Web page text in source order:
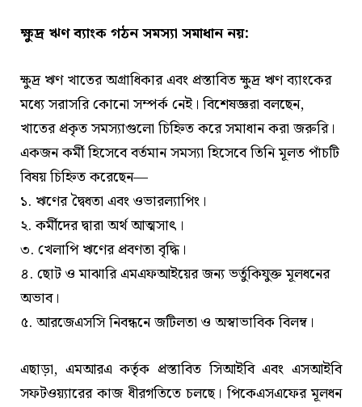
ক্ষুদ্র ঋণ ব্যাংক গঠন সমস্যা সমাধান নয়:
ক্ষুদ্র ঋণ খাতের অগ্রাধিকার এবং প্রস্তাবিত ক্ষুদ্র ঋণ ব্যাংকের
মধ্যে সরাসরি কোনো সম্পর্ক নেই। বিশেষজ্ঞরা বলছেন,
খাতের প্রকৃত সমস্যাগুলো চিহ্নিত করে সমাধান করা জরুরি।
একজন কর্মী হিসেবে বর্তমান সমস্যা হিসেবে তিনি মূলত পাঁচটি
বিষয় চিহ্নিত করেছেন—
১. ঋণের দ্বৈধতা এবং ওভারল্যাপিং।
২. কর্মীদের দ্বারা অর্থ আত্মসাৎ।
৩. খেলাপি ঋণের প্রবণতা বৃদ্ধি।
৪. ছোট ও মাঝারি এমএফআইয়ের জন্য ভর্তুকিযুক্ত মূলধনের
অভাব।
৫. আরজেএসসি নিবন্ধনে জটিলতা ও অস্বাভাবিক বিলম্ব।
এছাড়া, এমআরএ কর্তৃক প্রস্তাবিত সিআইবি এবং এসআইবি
সফটওয়্যারের কাজ ধীরগতিতে চলছে। পিকেএসএফের মূলধন